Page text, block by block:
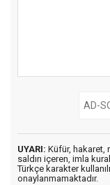
UYARI: Küfür, hakaret,
saldırı içeren, imla
Türkçe karakter
onaylanmamaktadır.